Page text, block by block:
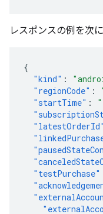
レスポンスの例を次に
{
"kind" :
"regionCode" :
"startTime" :
"latestOrderId"
"testPurchase"